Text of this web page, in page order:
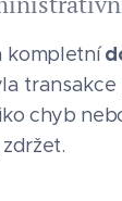
kompletní
chyb